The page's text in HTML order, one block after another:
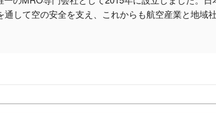
して空の安全を支え、これからも航空産業と地域